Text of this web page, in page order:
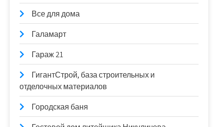
Все для дома
Галамарт
Гараж 21
ГигантСтрой, база строительных и
отделочных материалов
Городская баня